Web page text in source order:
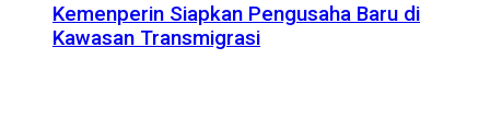
Kemenperin Siapkan Pengusaha Baru di
Kawasan Transmigrasi